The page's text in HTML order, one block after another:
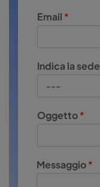
Email *
Indica la sede
Oggetto*
Messaggio*